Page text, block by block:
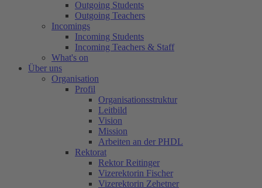
Outgoing Students
Outgoing Teachers
Incomings
Incoming Students
Incoming Teachers & Staff
What's on
Über uns
Organisation
Profil
Organisationsstruktur
Leitbild
Vision
Mission
Arbeiten an der PHDL
Rektorat
Rektor Reitinger
Vizerektorin Fischer
Vizerektorin Zehetner